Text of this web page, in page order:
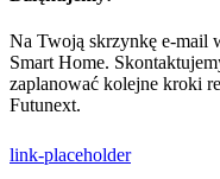
Na Twoją skrzynkę e-mail
Smart Home.
zaplanować kolejne kroki
Futunext.
link-placeholder